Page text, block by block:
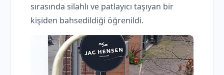
sırasında silahlı ve patlayıcı taşıyan bir
kişiden bahsedildiği öğrenildi.